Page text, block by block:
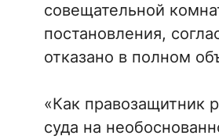
совещательной
постановления,
отказано в полном
«Как правозащитник
суда на